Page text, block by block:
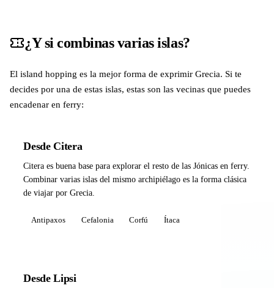
¿Y si combinas varias islas?
El island hopping es la mejor forma de exprimir Grecia. Si te
decides por una de estas islas, estas son las vecinas que puedes
encadenar en ferry:
Desde Citera
Citera es buena base para explorar el resto de las Jónicas en ferry.
Combinar varias islas del mismo archipiélago es la forma clásica
de viajar por Grecia.
Antipaxos Cefalonia Corfú Ítaca
Desde Lipsi